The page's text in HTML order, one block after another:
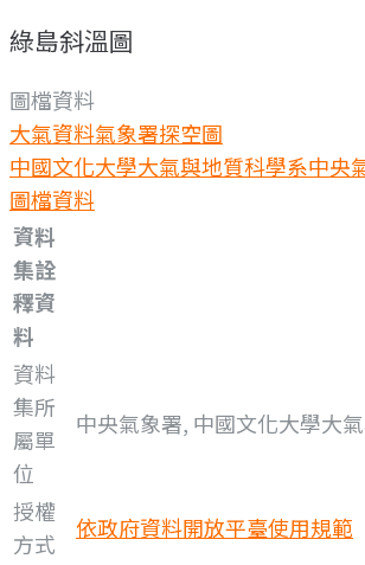
綠島斜溫圖
圖檔資料
大氣資料氣象署探空圖
中國文化大學大氣與地質科學系中央
圖檔資料
資料
集詮
釋資
料
資料
集所
屬單
位
中央氣象署, 中國文化大學大
授權
方式
依政府資料開放平臺使用規範